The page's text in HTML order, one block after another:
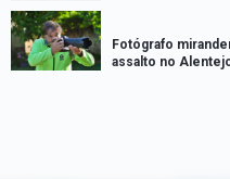
Fotógrafo
assalto no